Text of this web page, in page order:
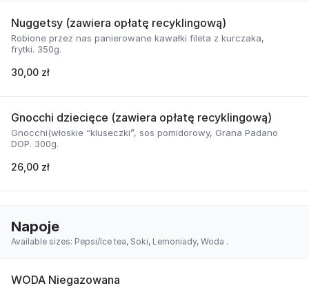
Nuggetsy (zawiera opłatę recyklingową)
Robione przez nas panierowane kawałki fileta z kurczaka,
frytki. 350g.
30,00 zł
Gnocchi dziecięce (zawiera opłatę recyklingową)
Gnocchi(włoskie “kluseczki”, sos pomidorowy, Grana Padano
DOP. 300g.
26,00 zł
Napoje
Available sizes: Pepsi/Ice tea, Soki, Lemoniady, Woda .
WODA Niegazowana